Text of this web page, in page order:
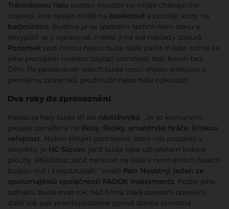
Tréninkovou halu postaví investor na místě chátrajícího
objektu, kde bývalo hřiště na basketbal a později kurty na
badminton. Budova je ve špatném technickém stavu a
nevyplatí se ji opravovat, město ji na své náklady zbourá.
Pozemek pod novou halou bude stále patřit městu, ročně za
jeho pronájem investor zaplatí osmdesát tisíc korun bez
DPH. Po pětadvaceti letech bude moci město smlouvu o
pronájmu pozemků prodloužit nebo halu odkoupit.
Dva roky do zprovoznění
Kapacita haly bude tři sta návštěvníků. „Je to komunitní
projekt zaměřený na školy, školky, amatérské hráče, širokou
veřejnost. Naším silným partnerem, který nás podpořil v
projektu, je HC Slovan, jenž bude také uživatelem ledové
plochy. Příležitost začít trénovat na ledě v normálních časech
budou mít i krasobruslaři,“ uvedl Petr Novotný, jeden ze
spolumajitelů společnosti PADOK Investments. Podle jeho
odhadu bude trvat rok, než firma získá stavební povolení,
další rok pak pravděpodobně potrvá stavba samotná.